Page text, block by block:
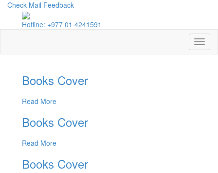
Check Mail Feedback
Hotline: +977 01 4241591
Books Cover
Read More
Books Cover
Read More
Books Cover